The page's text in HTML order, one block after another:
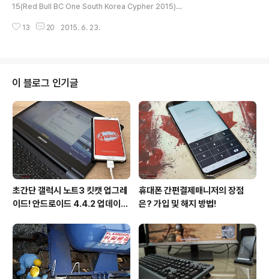
모두 영어로 나온다는 점인데 다행히 글로벌 팬을 배려한
매우 기본적인 수준이다. 으응? "DJ 포컬러잭이 직접 ..
15(Red Bull BC One South Korea Cypher 2015)를
가 탄생했다. 이번 대회는 전 세계 70개국에서 열리는 12
티켓은 단 한 장!" 레드불 비씨원 한국 사이퍼 2015는 세
계 최고를 향한 대한민국 비보이들의 뜨거운 열정과 도전
으로 더욱 빛났던 대회이다. 예선전을 통해 단 16명만이 본
선 무대에 올라 최종 우승자를 가리기 위한 일대일 배틀을
펼쳐졌다. 그 어떤 드라마보다도 짜릿하고 치열했던 ..
13 20 2015. 6. 23.
이 블로그 인기글
초간단 갤럭시 노트3 킷캣 업그레
이드! 안드로이드 4.4.2 업데이트
휴대폰 간편결제매니저의 장점
은? 가입 및 해지 방법!